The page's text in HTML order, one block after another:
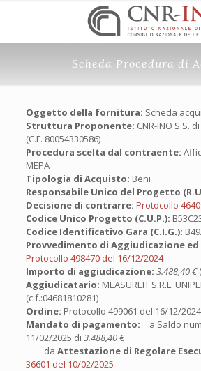
Scheda Procedura di
Oggetto della fornitura: Scheda
Struttura Proponente: CNR-INO S.S.
(C.F. 80054330586)
Procedura scelta dal contraente:
MEPA
Tipologia di Acquisto: Beni
Responsabile Unico del Progetto
Decisione di contrarre: Protocollo
Codice Unico Progetto (C.U.P.):
Codice Identificativo Gara (C.I.G.):
Provvedimento di Aggiudicazione ed
Protocollo 498470 del 16/12/2024
Importo di aggiudicazione: 3.488,40 €
Aggiudicatario: MEASUREIT S.R.L.
(c.f.:04681810281)
Ordine: Protocollo 499061 del 16/12/2024
Mandato di pagamento: a Saldo
11/02/2025 di 3.488,40 €
da Attestazione di Regolare
36601 del 10/02/2025